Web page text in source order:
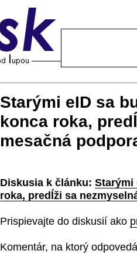
Starými eID sa
konca roka,
mesačná
Diskusia k článku: Starými
roka, predĺži sa
Prispievajte do diskusií ako
Komentár, na ktorý